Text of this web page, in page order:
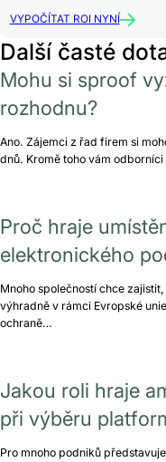
VYPOČÍTAT ROI NYNÍ
Další časté
Mohu si sproof
rozhodnu?
Ano. Zájemci z řad firem si
dnů. Kromě toho vám
Proč hraje
elektronického
Mnoho společností chce
výhradně v rámci Evropské
ochraně…
Jakou roli hraje
při výběru
Pro mnoho podniků